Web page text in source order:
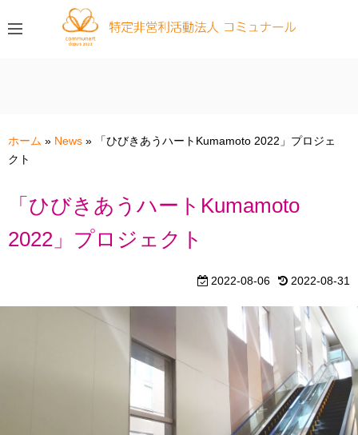
ン
キ
ホーム » News »
「ひびきあうハートKumamoto 2022」プロジェ
クト
「ひびきあうハートKumamoto
2022」プロジェクト
2022-08-06 2022-08-31